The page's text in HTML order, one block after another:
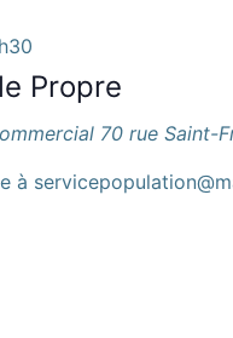
Propre
70 rue Saint-
à